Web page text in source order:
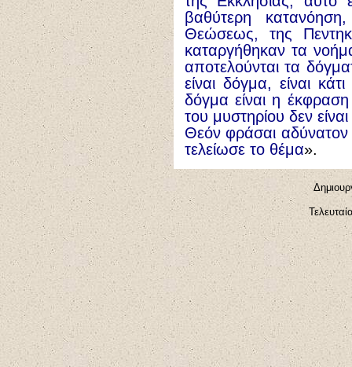
βαθύτερη
Θεώσεως, της
καταργήθηκαν τα
αποτελούνται τα
είναι δόγμα, είναι
δόγμα είναι η
του μυστηρίου δεν
Θεόν φράσαι αδύνατον
τελείωσε το θέμα».